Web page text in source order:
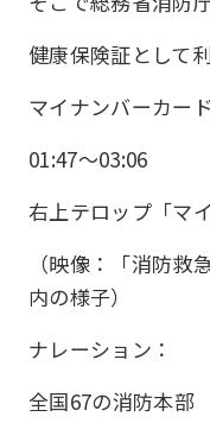
健康保険証として
マイナンバーカー
01:47〜03:06
右上テロップ「マ
（映像：「消防救
内の様子）
ナレーション：
全国67の消防本部